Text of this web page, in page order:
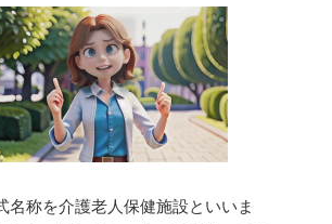
名称を介護老人保健施設といいま